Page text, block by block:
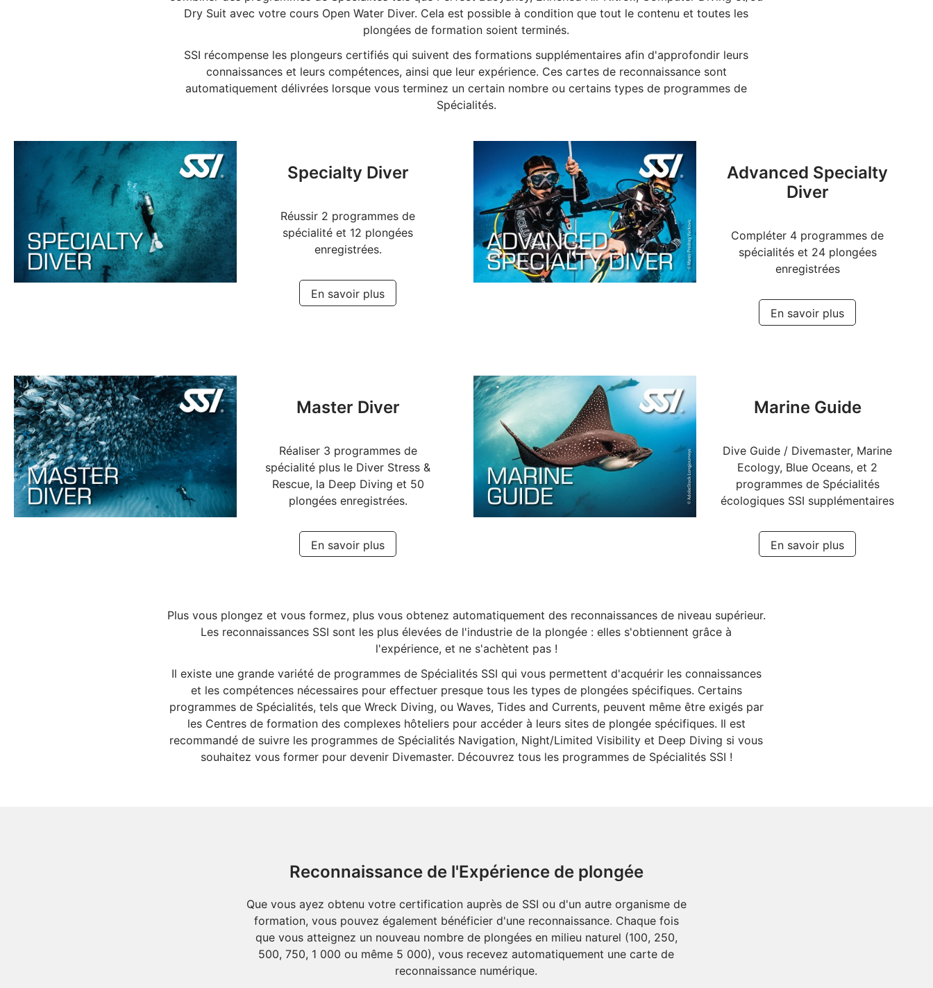
Dry Suit avec votre cours Open Water Diver. Cela est possible à condition que tout le contenu et toutes les
plongées de formation soient terminés.
SSI récompense les plongeurs certifiés qui suivent des formations supplémentaires afin d'approfondir leurs
connaissances et leurs compétences, ainsi que leur expérience. Ces cartes de reconnaissance sont
automatiquement délivrées lorsque vous terminez un certain nombre ou certains types de programmes de
Spécialités.
Specialty Diver
Réussir 2 programmes de
spécialité et 12 plongées
enregistrées.
En savoir plus
Advanced Specialty
Diver
Compléter 4 programmes de
spécialités et 24 plongées
enregistrées
En savoir plus
Master Diver
Réaliser 3 programmes de
spécialité plus le Diver Stress &
Rescue, la Deep Diving et 50
plongées enregistrées.
En savoir plus
Marine Guide
Dive Guide / Divemaster, Marine
Ecology, Blue Oceans, et 2
programmes de Spécialités
écologiques SSI supplémentaires
En savoir plus
Plus vous plongez et vous formez, plus vous obtenez automatiquement des reconnaissances de niveau supérieur.
Les reconnaissances SSI sont les plus élevées de l'industrie de la plongée : elles s'obtiennent grâce à
l'expérience, et ne s'achètent pas !
Il existe une grande variété de programmes de Spécialités SSI qui vous permettent d'acquérir les connaissances
et les compétences nécessaires pour effectuer presque tous les types de plongées spécifiques. Certains
programmes de Spécialités, tels que Wreck Diving, ou Waves, Tides and Currents, peuvent même être exigés par
les Centres de formation des complexes hôteliers pour accéder à leurs sites de plongée spécifiques. Il est
recommandé de suivre les programmes de Spécialités Navigation, Night/Limited Visibility et Deep Diving si vous
souhaitez vous former pour devenir Divemaster. Découvrez tous les programmes de Spécialités SSI !
Reconnaissance de l'Expérience de plongée
Que vous ayez obtenu votre certification auprès de SSI ou d'un autre organisme de
formation, vous pouvez également bénéficier d'une reconnaissance. Chaque fois
que vous atteignez un nouveau nombre de plongées en milieu naturel (100, 250,
500, 750, 1 000 ou même 5 000), vous recevez automatiquement une carte de
reconnaissance numérique.